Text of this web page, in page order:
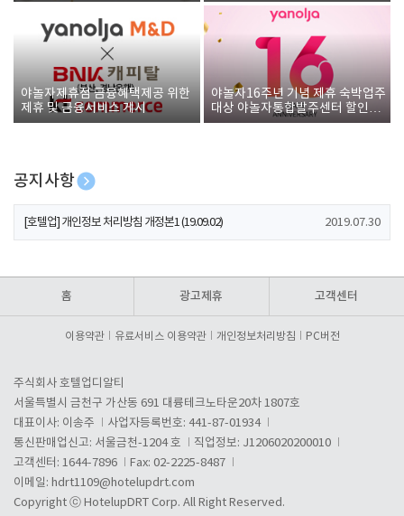
야놀자제휴점 금융혜택제공 위한
제휴 및 금융서비스 게시
야놀자16주년 기념 제휴 숙박업주
대상 야놀자통합발주센터 할인쿠
폰 증정
공지사항
[호텔업] 개인정보 처리방침 개정본2 (19.09.02)
[호텔업] 개인정보 처리방침 개정본1 (19.09.02) 2019.07.30
홈 광고제휴 고객센터
이용약관 유료서비스 이용약관 개인정보처리방침 PC버전
주식회사 호텔업디알티
서울특별시 금천구 가산동 691 대륭테크노타운20차 1807호
대표이사: 이송주
사업자등록번호: 441-87-01934
통신판매업신고: 서울금천-1204 호
직업정보: J1206020200010
고객센터: 1644-7896
Fax: 02-2225-8487
이메일: hdrt1109@hotelupdrt.com
Copyright ⓒ HotelupDRT Corp. All Right Reserved.